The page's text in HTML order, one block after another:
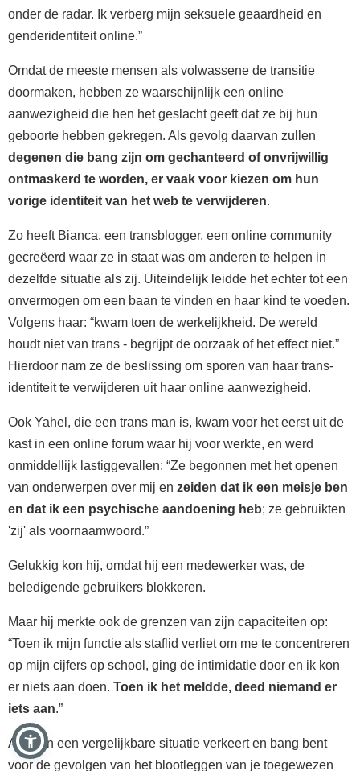
onder de radar. Ik verberg mijn seksuele geaardheid en
genderidentiteit online.”
Omdat de meeste mensen als volwassene de transitie
doormaken, hebben ze waarschijnlijk een online
aanwezigheid die hen het geslacht geeft dat ze bij hun
geboorte hebben gekregen. Als gevolg daarvan zullen
degenen die bang zijn om gechanteerd of onvrijwillig
ontmaskerd te worden, er vaak voor kiezen om hun
vorige identiteit van het web te verwijderen.
Zo heeft Bianca, een transblogger, een online community
gecreëerd waar ze in staat was om anderen te helpen in
dezelfde situatie als zij. Uiteindelijk leidde het echter tot een
onvermogen om een baan te vinden en haar kind te voeden.
Volgens haar: “kwam toen de werkelijkheid. De wereld
houdt niet van trans - begrijpt de oorzaak of het effect niet.”
Hierdoor nam ze de beslissing om sporen van haar trans-
identiteit te verwijderen uit haar online aanwezigheid.
Ook Yahel, die een trans man is, kwam voor het eerst uit de
kast in een online forum waar hij voor werkte, en werd
onmiddellijk lastiggevallen: “Ze begonnen met het openen
van onderwerpen over mij en zeiden dat ik een meisje ben
en dat ik een psychische aandoening heb; ze gebruikten
'zij' als voornaamwoord.”
Gelukkig kon hij, omdat hij een medewerker was, de
beledigende gebruikers blokkeren.
Maar hij merkte ook de grenzen van zijn capaciteiten op:
“Toen ik mijn functie als staflid verliet om me te concentreren
op mijn cijfers op school, ging de intimidatie door en ik kon
er niets aan doen. Toen ik het meldde, deed niemand er
iets aan.”
Als je in een vergelijkbare situatie verkeert en bang bent
voor de gevolgen van het blootleggen van je toegewezen